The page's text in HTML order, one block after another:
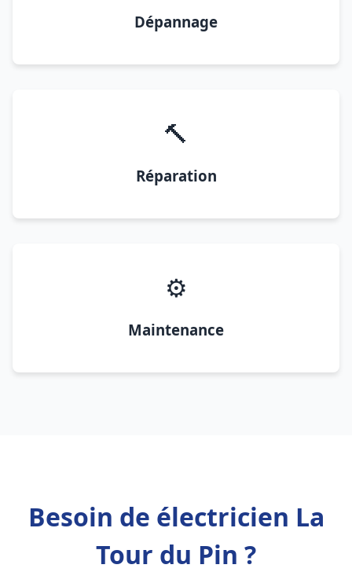
Dépannage
🔨
Réparation
⚙️
Maintenance
Besoin de électricien La
Tour du Pin ?